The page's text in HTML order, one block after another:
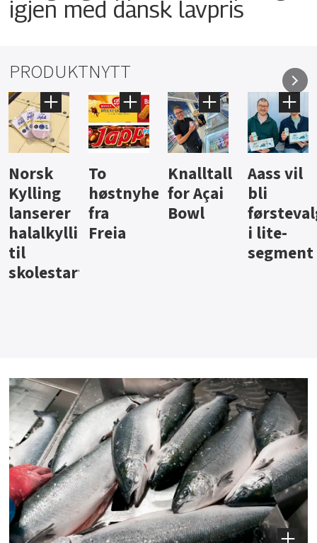
igjen med dansk lavpris
PRODUKTNYTT
Knalltall
for Açai
Bowl
Aass vil
bli
førstevalg
i lite-
Brus og
jus fra
Berentsen
Hard
iste fra
Hansa